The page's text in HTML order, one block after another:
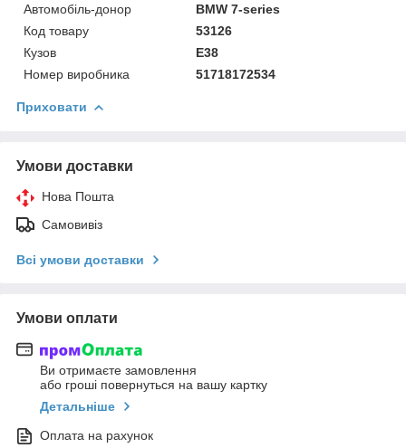
Автомобіль-донор
BMW 7-series
Код товару
53126
Кузов
E38
Номер виробника
51718172534
Приховати
Умови доставки
Нова Пошта
Самовивіз
Всі умови доставки
Умови оплати
Ви отримаєте замовлення
або гроші повернуться на вашу картку
Детальніше
Оплата на рахунок